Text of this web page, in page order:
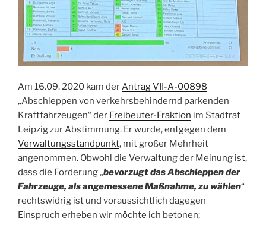
Am 16.09. 2020 kam derAntrag VII-A-00898
„Abschleppen von verkehrsbehindernd parkenden
Kraftfahrzeugen“ der Freibeuter-Fraktion im Stadtrat
Leipzig zur Abstimmung. Er wurde, entgegen dem
Verwaltungsstandpunkt, mit großer Mehrheit
angenommen. Obwohl die Verwaltung der Meinung ist,
dass die Forderung „bevorzugt das Abschleppen der
Fahrzeuge, als angemessene Maßnahme, zu wählen“
rechtswidrig ist und voraussichtlich dagegen
Einspruch erheben wir möchte ich betonen;